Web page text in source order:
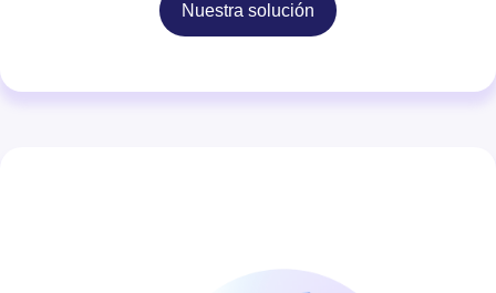
Nuestra solución